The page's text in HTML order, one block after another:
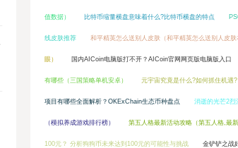
值数据） 比特币缩量横盘意味着什么?比特币横盘的特点
线皮肤推荐 和平精英怎么送别人皮肤（和平精英怎么送别人皮肤
眼） 国内AICoin电脑版打不开？AICoin官网网页版电脑版入口
有哪些（三国策略单机安卓） 元宇宙究竟是什么?如何抓住机遇?
项目有哪些全面解析？OKExChain生态币种盘点 消逝的光芒2烈
（模拟养成游戏排行榜） 第五人格最新活动攻略（第五人格,最新
100元？ 分析狗狗币未来达到100元的可能性与挑战 金铲铲之战